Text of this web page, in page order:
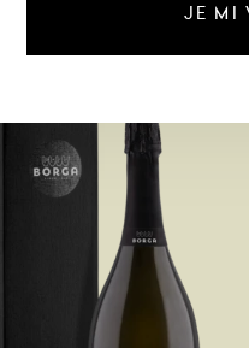
JE MI